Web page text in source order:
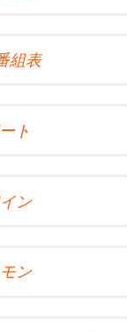
組表
ト
ン
ン